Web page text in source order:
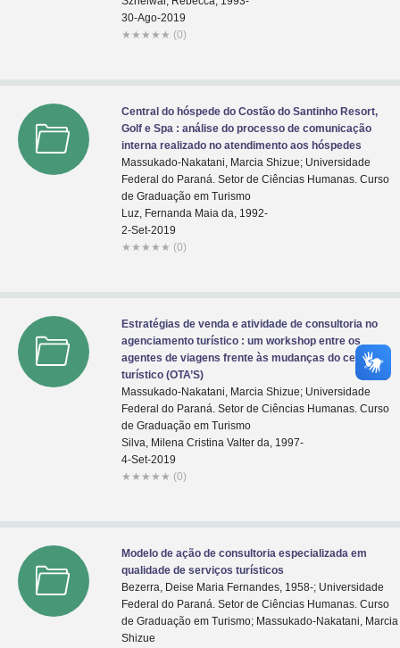
30-Ago-2019
★ ★ ★ ★ ★ (0)
Central do hóspede do Costão do Santinho Resort,
Golf e Spa : análise do processo de comunicação
interna realizado no atendimento aos hóspedes
Massukado-Nakatani, Marcia Shizue; Universidade
Federal do Paraná. Setor de Ciências Humanas. Curso
de Graduação em Turismo
Luz, Fernanda Maia da, 1992-
2-Set-2019
★ ★ ★ ★ ★ (0)
Estratégias de venda e atividade de consultoria no
agenciamento turístico : um workshop entre os
agentes de viagens frente às mudanças do cenário
turístico (OTA’S)
Massukado-Nakatani, Marcia Shizue; Universidade
Federal do Paraná. Setor de Ciências Humanas. Curso
de Graduação em Turismo
Silva, Milena Cristina Valter da, 1997-
4-Set-2019
★ ★ ★ ★ ★ (0)
Modelo de ação de consultoria especializada em
qualidade de serviços turísticos
Bezerra, Deise Maria Fernandes, 1958-; Universidade
Federal do Paraná. Setor de Ciências Humanas. Curso
de Graduação em Turismo; Massukado-Nakatani, Marcia
Shizue